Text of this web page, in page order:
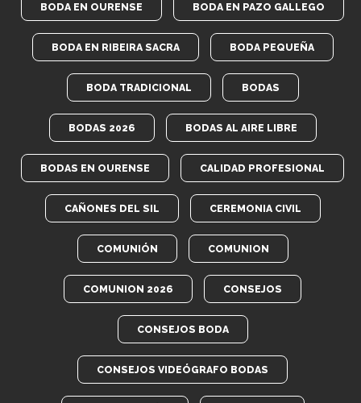
BODA EN OURENSE BODA EN PAZO GALLEGO
BODA EN RIBEIRA SACRA BODA PEQUEÑA
BODA TRADICIONAL BODAS
BODAS 2026 BODAS AL AIRE LIBRE
BODAS EN OURENSE CALIDAD PROFESIONAL
CAÑONES DEL SIL CEREMONIA CIVIL
COMUNIÓN COMUNION
COMUNION 2026 CONSEJOS
CONSEJOS BODA
CONSEJOS VIDEÓGRAFO BODAS